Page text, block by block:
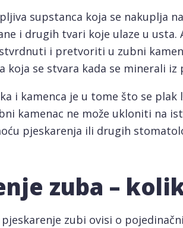
supstanca koja se nakuplja
i drugih tvari koje ulaze u usta.
i pretvoriti u zubni
koja se stvara kada se minerali
i kamenca je u tome što se
kamenac ne može ukloniti na
pjeskarenja ili drugih
zuba –
zubi ovisi o